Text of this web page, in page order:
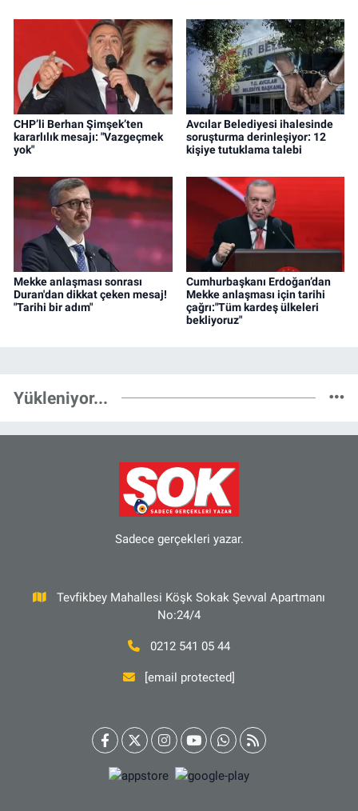
CHP’li Berhan Şimşek’ten
kararlılık mesajı: "Vazgeçmek
yok"
Avcılar Belediyesi ihalesinde
soruşturma derinleşiyor: 12
kişiye tutuklama talebi
Mekke anlaşması sonrası
Duran'dan dikkat çeken mesaj!
"Tarihi bir adım"
Cumhurbaşkanı Erdoğan’dan
Mekke anlaşması için tarihi
çağrı:"Tüm kardeş ülkeleri
bekliyoruz"
Yükleniyor...
Sadece gerçekleri yazar.
Tevfikbey Mahallesi Köşk Sokak Şevval Apartmanı
No:24/4
0212 541 05 44
[email protected]